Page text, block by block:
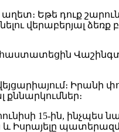
Եթե դուք
վերաբերյալ ձեռք
15-ին, ինչպես
Իսրայելը